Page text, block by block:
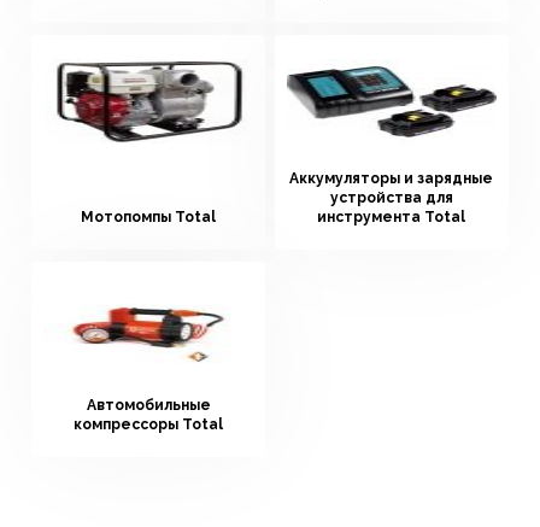
Мотопомпы Total
Аккумуляторы и зарядные
устройства для
инструмента Total
Автомобильные
компрессоры Total